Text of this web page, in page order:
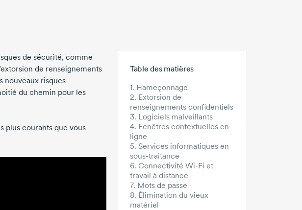
Table des matières
1. Hameçonnage
2. Extorsion de
renseignements confidentiels
3. Logiciels malveillants
4. Fenêtres contextuelles en
ligne
5. Services informatiques en
sous-traitance
6. Connectivité Wi-Fi et
travail à distance
7. Mots de passe
8. Élimination du vieux
matériel
de sécurité, comme
de renseignements
nouveaux risques
du chemin pour les
plus courants que vous